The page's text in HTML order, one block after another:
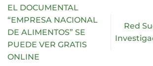
EL DOCUMENTAL
“EMPRESA NACIONAL
DE ALIMENTOS” SE
PUEDE VER GRATIS
ONLINE
Red